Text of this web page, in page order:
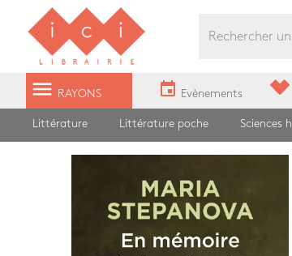
Librairie Ici Grands Boulevards
menu RAYONS event Evènements
Littérature Littérature poche Sciences